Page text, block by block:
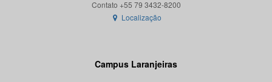
Localização
Campus Laranjeiras